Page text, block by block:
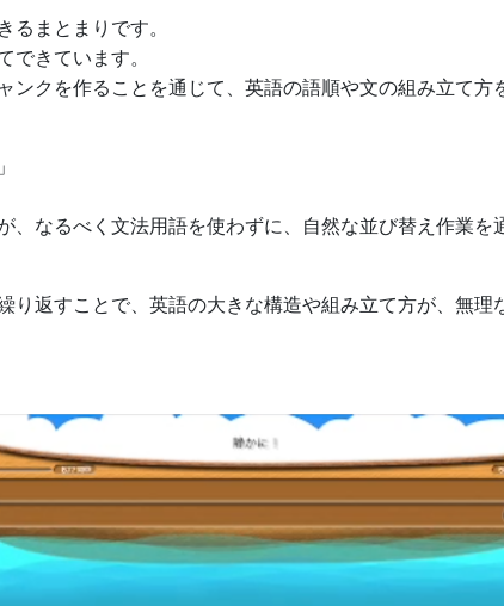
るまとまりです。
できています。
クを作ることを通じて、英語の語順や文の組み立て方
、なるべく文法用語を使わずに、自然な並び替え作業
り返すことで、英語の大きな構造や組み立て方が、無